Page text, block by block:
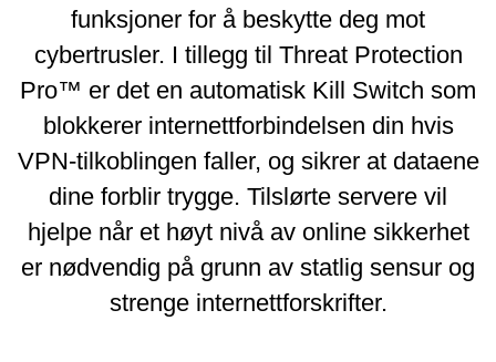
funksjoner for å beskytte deg mot
cybertrusler. I tillegg til Threat Protection
Pro™ er det en automatisk Kill Switch som
blokkerer internettforbindelsen din hvis
VPN-tilkoblingen faller, og sikrer at dataene
dine forblir trygge. Tilslørte servere vil
hjelpe når et høyt nivå av online sikkerhet
er nødvendig på grunn av statlig sensur og
strenge internettforskrifter.